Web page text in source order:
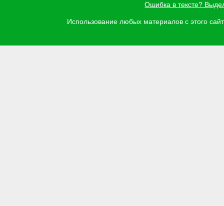
Ошибка в тексте?
Использование любых материалов с этого
Задать вопрос